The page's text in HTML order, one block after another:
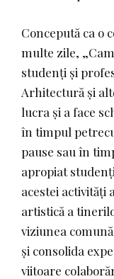
Concepută ca o
multe zile,
studenți și
Arhitectură și
lucra și a face
în timpul
pause sau în
apropiat
acestei activități
artistică a
viziunea
și consolida
viitoare